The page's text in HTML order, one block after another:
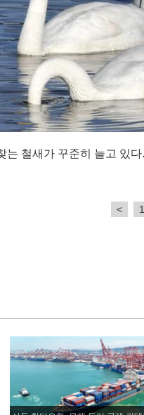
는 철새가 꾸준히 늘고 있
< 1